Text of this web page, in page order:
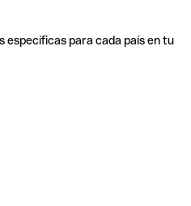
específicas para cada país en tu